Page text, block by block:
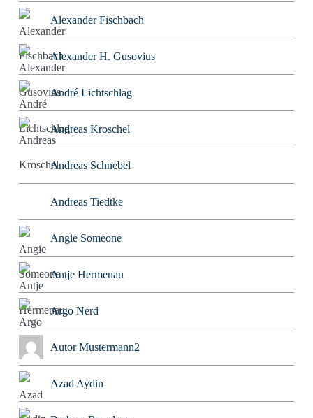
Alexander Fischbach
Alexander H. Gusovius
André Lichtschlag
Andreas Kroschel
Andreas Schnebel
Andreas Tiedtke
Angie Someone
Antje Hermenau
Argo Nerd
Autor Mustermann2
Azad Aydin